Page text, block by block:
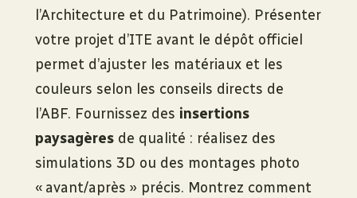
l’Architecture et du Patrimoine). Présenter
votre projet d’ITE avant le dépôt officiel
permet d’ajuster les matériaux et les
couleurs selon les conseils directs de
l’ABF. Fournissez des insertions
paysagères de qualité : réalisez des
simulations 3D ou des montages photo
« avant/après » précis. Montrez comment